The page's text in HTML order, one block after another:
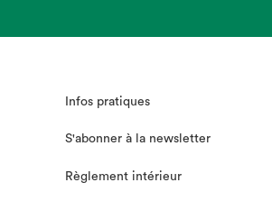
Infos pratiques
S'abonner à la newsletter
Règlement intérieur